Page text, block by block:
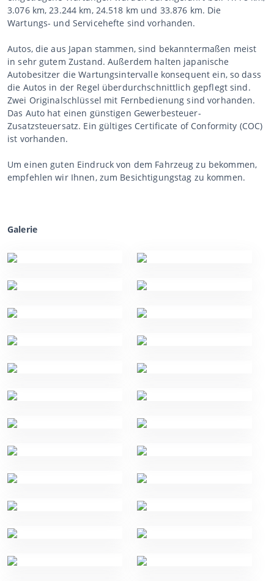
3.076 km, 23.244 km, 24.518 km und 33.876 km. Die
Wartungs- und Servicehefte sind vorhanden.
Autos, die aus Japan stammen, sind bekanntermaßen meist
in sehr gutem Zustand. Außerdem halten japanische
Autobesitzer die Wartungsintervalle konsequent ein, so dass
die Autos in der Regel überdurchschnittlich gepflegt sind.
Zwei Originalschlüssel mit Fernbedienung sind vorhanden.
Das Auto hat einen günstigen Gewerbesteuer-
Zusatzsteuersatz. Ein gültiges Certificate of Conformity (COC)
ist vorhanden.
Um einen guten Eindruck von dem Fahrzeug zu bekommen,
empfehlen wir Ihnen, zum Besichtigungstag zu kommen.
Galerie